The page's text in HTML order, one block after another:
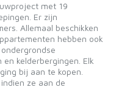
met 19
Er zijn
Allemaal beschikken
hebben ook
kelderbergingen. Elk
bij aan te kopen.
ze aan de